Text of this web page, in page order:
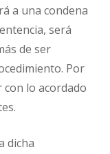
a una condena
será
de ser
Por
lo acordado
dicha